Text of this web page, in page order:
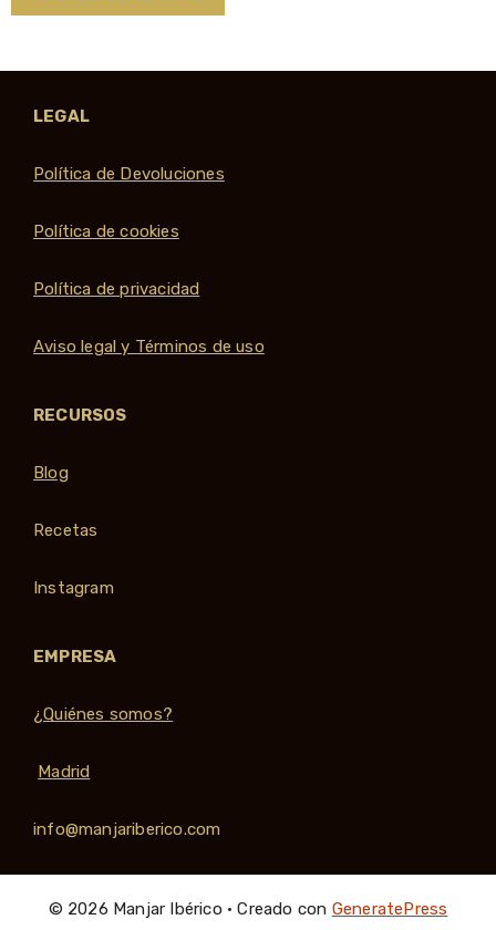
LEGAL
Política de Devoluciones
Política de cookies
Política de privacidad
Aviso legal y Términos de uso
RECURSOS
Blog
Recetas
Instagram
EMPRESA
¿Quiénes somos?
Madrid
info@manjariberico.com
© 2026 Manjar Ibérico • Creado con GeneratePress